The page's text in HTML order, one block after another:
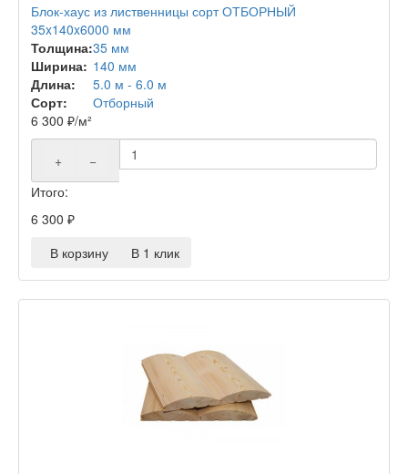
Блок-хаус из лиственницы сорт ОТБОРНЫЙ
35x140x6000 мм
Толщина:35 мм
Ширина: 140 мм
Длина:
5.0 м - 6.0 м
Сорт:
Отборный
6 300 ₽/м²
+
−
Итого:
6 300 ₽
В корзину
В 1 клик